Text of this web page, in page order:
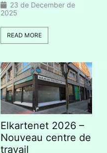
23 de December de
2025
READ MORE
Elkartenet 2026 –
Nouveau centre de
travail